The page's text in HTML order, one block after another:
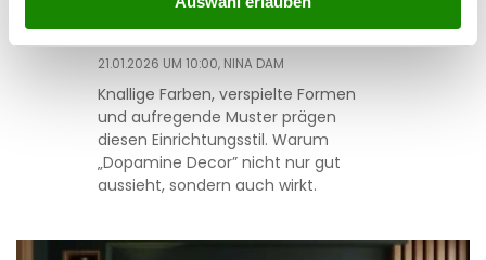
glücklich
21.01.2026 UM 10:00, NINA DAM
Knallige Farben, verspielte Formen
und aufregende Muster prägen
diesen Einrichtungsstil. Warum
„Dopamine Decor” nicht nur gut
aussieht, sondern auch wirkt.